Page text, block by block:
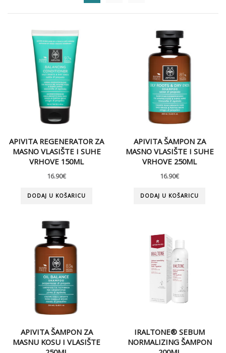
APIVITA REGENERATOR ZA
MASNO VLASIŠTE I SUHE
VRHOVE 150ML
16.90€
DODAJ U KOŠARICU
APIVITA ŠAMPON ZA
MASNO VLASIŠTE I SUHE
VRHOVE 250ML
16.90€
DODAJ U KOŠARICU
APIVITA ŠAMPON ZA
MASNU KOSU I VLASIŠTE
IRALTONE® SEBUM
NORMALIZING ŠAMPON